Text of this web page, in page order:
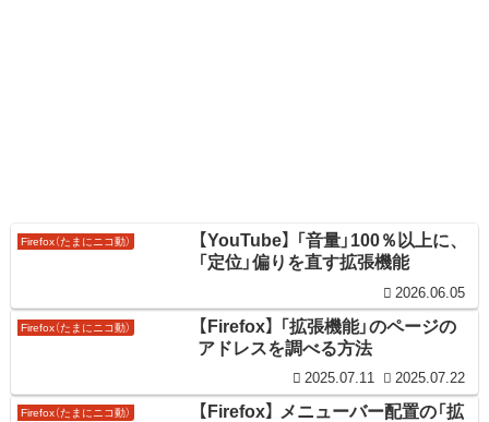
Firefox（たまにニコ動）
【YouTube】 「音量」100％以上に、
「定位」偏りを直す拡張機能
2026.06.05
Firefox（たまにニコ動）
【Firefox】 「拡張機能」のページの
アドレスを調べる方法
2025.07.11 2025.07.22
Firefox（たまにニコ動）
【Firefox】 メニューバー配置の「拡